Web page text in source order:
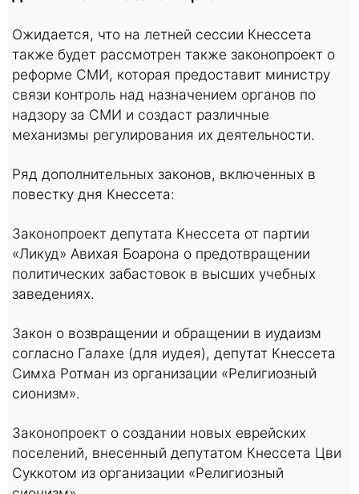
Ожидается, что на летней сессии Кнессета
также будет рассмотрен также законопроект о
реформе СМИ, которая предоставит министру
связи контроль над назначением органов по
надзору за СМИ и создаст различные
механизмы регулирования их деятельности.
Ряд дополнительных законов, включенных в
повестку дня Кнессета:
Законопроект депутата Кнессета от партии
«Ликуд» Авихая Боарона о предотвращении
политических забастовок в высших учебных
заведениях.
Закон о возвращении и обращении в иудаизм
согласно Галахе (для иудея), депутат Кнессета
Симха Ротман из организации «Религиозный
сионизм».
Законопроект о создании новых еврейских
поселений, внесенный депутатом Кнессета Цви
Суккотом из организации «Религиозный